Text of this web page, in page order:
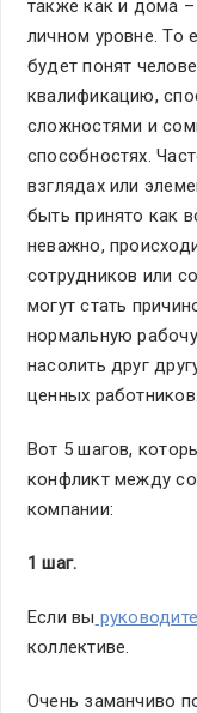
также как и дома
личном уровне. То
будет понят
квалификацию,
сложностями и
способностях.
взглядах или
быть принято как
неважно,
сотрудников или
могут стать
нормальную
насолить друг
ценных работников.
Вот 5 шагов,
конфликт между
компании:
1 шаг.
Если вы
коллективе.
Очень заманчиво